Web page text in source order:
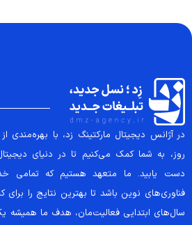
در آژانس دیجیتال مارکتینگ زد، با بهره‌مندی
روز، به شما کمک می‌کنیم تا در دنیای
دست یابید. ما متعهد هستیم که تمامی
فناوری‌های نوین باشد تا بهترین نتایج را برای
سال‌های ابتدایی فعالیت‌مان، هدف ما همیشه